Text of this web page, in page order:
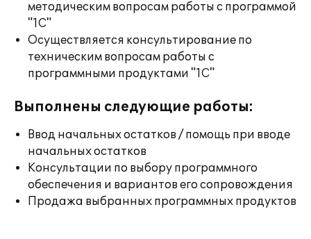
методическим вопросам работы с программой
"1С"
Осуществляется консультирование по
техническим вопросам работы с
программными продуктами "1С"
Выполнены следующие работы:
Ввод начальных остатков / помощь при вводе
начальных остатков
Консультации по выбору программного
обеспечения и вариантов его сопровождения
Продажа выбранных программных продуктов